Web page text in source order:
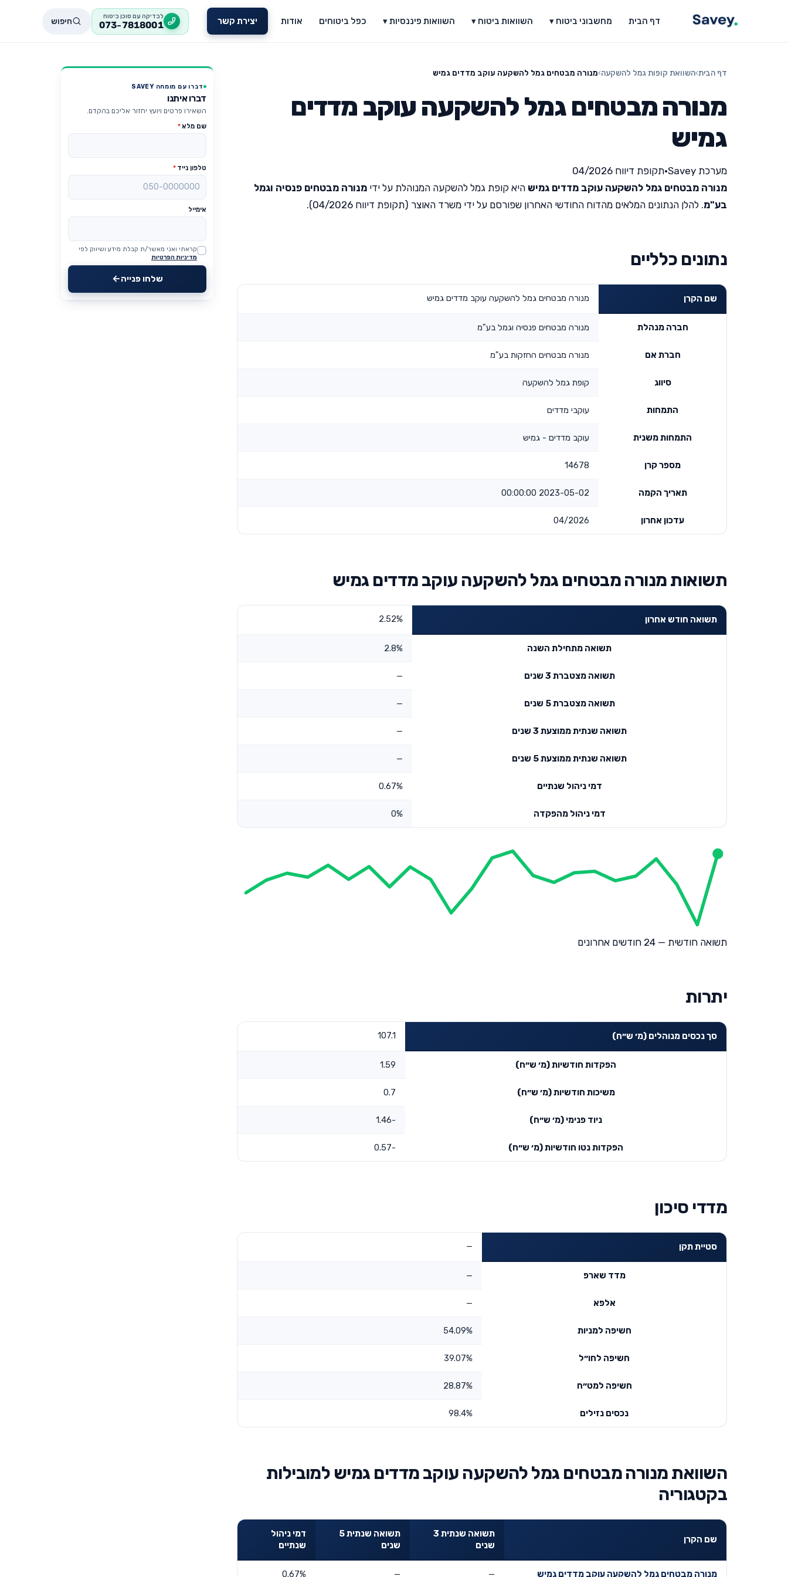
דף הבית מחשבוני ביטוח ▾ השוואות ביטוח ▾ השוואות פיננסיות ▾ כפל ביטוחים אודות יצירת קשר לבדיקה עם סוכן ביטוח
073-7818001 חיפוש
דף הבית›השוואת קופות גמל להשקעה›מנורה מבטחים גמל להשקעה עוקב מדדים גמיש
מנורה מבטחים גמל להשקעה עוקב מדדים
גמיש
מערכת Savey •תקופת דיווח 04/2026
מנורה מבטחים גמל להשקעה עוקב מדדים גמיש היא קופת גמל להשקעה המנוהלת על ידי מנורה מבטחים פנסיה וגמל
בע"מ. להלן הנתונים המלאים מהדוח החודשי האחרון שפורסם על ידי משרד האוצר (תקופת דיווח 04/2026).
נתונים כלליים
שם הקרן מנורה מבטחים גמל להשקעה עוקב מדדים גמיש
חברה מנהלת מנורה מבטחים פנסיה וגמל בע"מ
חברת אם מנורה מבטחים החזקות בע"מ
סיווג קופת גמל להשקעה
התמחות עוקבי מדדים
התמחות משנית עוקב מדדים - גמיש
מספר קרן 14678
תאריך הקמה 2023-05-02 00:00:00
עדכון אחרון 04/2026
תשואות מנורה מבטחים גמל להשקעה עוקב מדדים גמיש
תשואה חודש אחרון 2.52%
תשואה מתחילת השנה 2.8%
תשואה מצטברת 3 שנים —
תשואה מצטברת 5 שנים —
תשואה שנתית ממוצעת 3 שנים —
תשואה שנתית ממוצעת 5 שנים —
דמי ניהול שנתיים 0.67%
דמי ניהול מהפקדה 0%
תשואה חודשית — 24 חודשים אחרונים
יתרות
סך נכסים מנוהלים (מ׳ ש״ח) 107.1
הפקדות חודשיות (מ׳ ש״ח) 1.59
משיכות חודשיות (מ׳ ש״ח) 0.7
ניוד פנימי (מ׳ ש״ח) -1.46
הפקדות נטו חודשיות (מ׳ ש״ח) -0.57
מדדי סיכון
סטיית תקן —
מדד שארפ —
אלפא —
חשיפה למניות 54.09%
חשיפה לחו״ל 39.07%
חשיפה למט״ח 28.87%
נכסים נזילים 98.4%
השוואת מנורה מבטחים גמל להשקעה עוקב מדדים גמיש למובילות
בקטגוריה
שם הקרן
תשואה שנתית 3
שנים
תשואה שנתית 5
שנים
דמי ניהול
שנתיים
מנורה מבטחים גמל להשקעה עוקב מדדים גמיש —
—
0.67%
דברו עם מומחה SAVEY
דברו איתנו
השאירו פרטים ויועץ יחזור אליכם בהקדם.
שם מלא*
טלפון נייד *
אימייל
Website
קראתי ואני מאשר/ת קבלת מידע ושיווק לפי
מדיניות הפרטיות
שלחו פנייה